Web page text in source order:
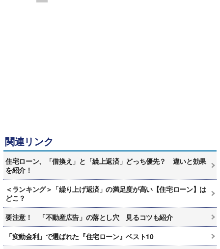
関連リンク
住宅ローン、「借換え」と「繰上返済」どっち優先？ 違いと効果
を紹介！
＜ランキング＞「繰り上げ返済」の満足度が高い【住宅ローン】は
どこ？
要注意！ 「不動産広告」の落とし穴 見るコツも紹介
「変動金利」で選ばれた『住宅ローン』ベスト10